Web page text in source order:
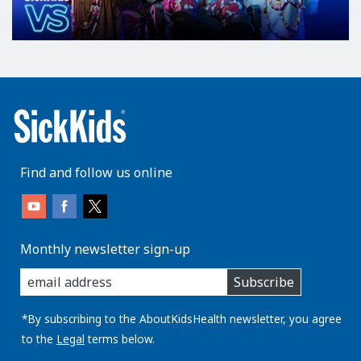
Find and follow us online
Monthly newsletter sign-up
enter
you
email
address:
Subscribe
*By subscribing to the AboutKidsHealth newsletter, you agree
to the Legal terms below.